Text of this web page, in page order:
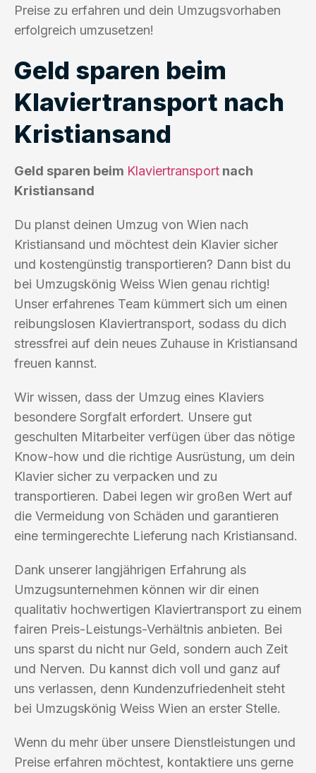
Preise zu erfahren und dein Umzugsvorhaben
erfolgreich umzusetzen!
Geld sparen beim
Klaviertransport nach
Kristiansand
Geld sparen beim Klaviertransport nach
Kristiansand
Du planst deinen Umzug von Wien nach
Kristiansand und möchtest dein Klavier sicher
und kostengünstig transportieren? Dann bist du
bei Umzugskönig Weiss Wien genau richtig!
Unser erfahrenes Team kümmert sich um einen
reibungslosen Klaviertransport, sodass du dich
stressfrei auf dein neues Zuhause in Kristiansand
freuen kannst.
Wir wissen, dass der Umzug eines Klaviers
besondere Sorgfalt erfordert. Unsere gut
geschulten Mitarbeiter verfügen über das nötige
Know-how und die richtige Ausrüstung, um dein
Klavier sicher zu verpacken und zu
transportieren. Dabei legen wir großen Wert auf
die Vermeidung von Schäden und garantieren
eine termingerechte Lieferung nach Kristiansand.
Dank unserer langjährigen Erfahrung als
Umzugsunternehmen können wir dir einen
qualitativ hochwertigen Klaviertransport zu einem
fairen Preis-Leistungs-Verhältnis anbieten. Bei
uns sparst du nicht nur Geld, sondern auch Zeit
und Nerven. Du kannst dich voll und ganz auf
uns verlassen, denn Kundenzufriedenheit steht
bei Umzugskönig Weiss Wien an erster Stelle.
Wenn du mehr über unsere Dienstleistungen und
Preise erfahren möchtest, kontaktiere uns gerne